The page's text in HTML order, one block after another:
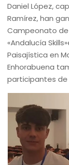
Daniel López,
Ramírez, han
Campeonato de
«Andalucía
Paisajística en
Enhorabuena
participantes de